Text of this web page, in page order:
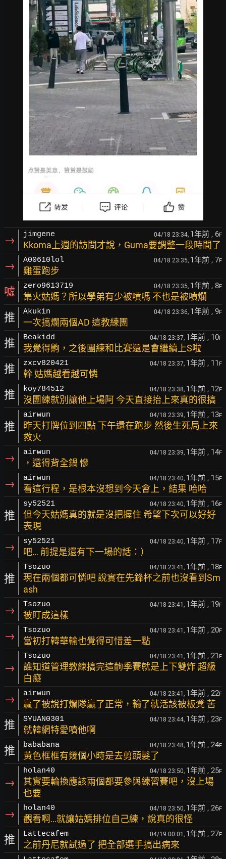
→ jimgene 04/18 23:34, 1年前 , 6F
Kkoma上週的訪問才說，Guma要調整一段時間了
→ A00610lol 04/18 23:35, 1年前 , 7F
雞蛋跑步
噓 zero9613719 04/18 23:35, 1年前 , 8F
集火姑媽？所以學弟有少被噴嗎 不也是被噴爛
推 Akukin 04/18 23:36, 1年前 , 9F
一次搞爛兩個AD 這教練團
推 Beakidd 04/18 23:37, 1年前 , 10F
我覺得齁，之後團練和比賽還是會繼續上S啦
推 zxcv820421 04/18 23:37, 1年前 , 11 F
幹 姑媽越看越可憐
推 koy784512 04/18 23:38, 1年前 , 12F
沒團練就別讓他上場阿 今天直接抬上來真的很搞
推
airwun 04/18 23:39, 1年前 , 13F
昨天打牌位到四點 下午還在跑步 然後生死局上來
救火
→ airwun 04/18 23:39, 1年前 , 14F
，還得背全鍋 慘
→ airwun 04/18 23:40, 1年前 , 15F
看這行程，是根本沒想到今天會上，結果 哈哈
推
sy52521 04/18 23:40, 1年前 , 16F
但今天姑媽真的就是沒把握住 希望下次可以好好
表現
→ sy52521 04/18 23:40, 1年前 , 17F
吧… 前提是還有下一場的話：）
推
Tsozuo 04/18 23:41, 1年前 , 18F
現在兩個都可憐吧 說實在先鋒杯之前也沒看到Sm
ash
→ Tsozuo 04/18 23:41, 1年前 , 19F
被盯成這樣
→ Tsozuo 04/18 23:41, 1年前 , 20F
當初打韓華輸也覺得可惜差一點
→
Tsozuo 04/18 23:41, 1年前 , 21 F
誰知道管理教練搞完這齣季賽就是上下雙炸 超級
白癡
→ airwun 04/18 23:41, 1年前 , 22F
贏了被說打爛隊贏了正常，輸了就活該被板凳 苦
推 SYUAN0301 04/18 23:44, 1年前 , 23F
就韓網特愛噴他啊
推 bababana 04/18 23:48, 1年前 , 24F
黃色框框有幾個小時是去剪頭髮了
→
holan40 04/18 23:50, 1年前 , 25F
其實要輪換應該兩個都要參與練習賽吧，沒上場
也要
→ holan40 04/18 23:50, 1年前 , 26F
觀看啊…就讓姑媽排位自己練，說真的很怪
推 Lattecafem 04/19 00:01, 1年前 , 27F
之前丹尼就試過了 把全部選手搞出病來